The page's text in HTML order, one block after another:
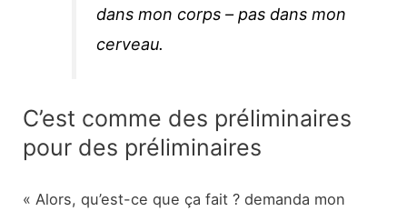
dans mon corps – pas dans mon
cerveau.
C’est comme des préliminaires
pour des préliminaires
« Alors, qu’est-ce que ça fait ? demanda mon